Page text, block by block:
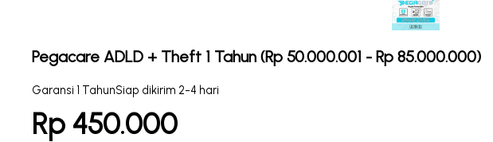
Pegacare ADLD + Theft 1 Tahun (Rp 50.000.001 - Rp 85.000.000)
Garansi 1 TahunSiap dikirim 2-4 hari
Rp 450.000